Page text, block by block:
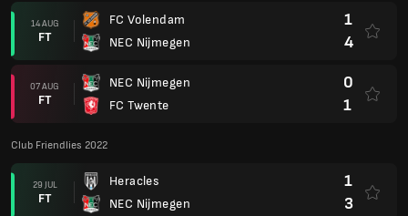
14 AUG
FT
FC Volendam
NEC Nijmegen
1
4
07 AUG
FT
NEC Nijmegen
FC Twente
0
1
Club Friendlies 2022
29 JUL
FT
Heracles
NEC Nijmegen
1
3